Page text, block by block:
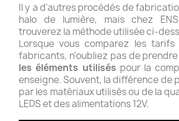
Il y a d'autres procédés de
halo de lumière, mais chez
trouverez la méthode utilisée ci-
Lorsque vous comparez les
fabricants, n'oubliez pas de
les éléments utilisés pour la
enseigne. Souvent, la différence de
par les matériaux utilisés ou de la
LEDS et des alimentations 12V.